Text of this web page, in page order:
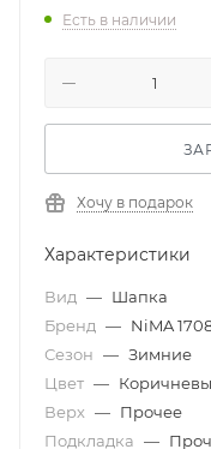
Есть в наличии
Хочу в подарок
Характеристики
Вид — Шапка
Бренд — NiMA
Сезон — Зимние
Цвет —
Верх — Прочее
Подкладка —